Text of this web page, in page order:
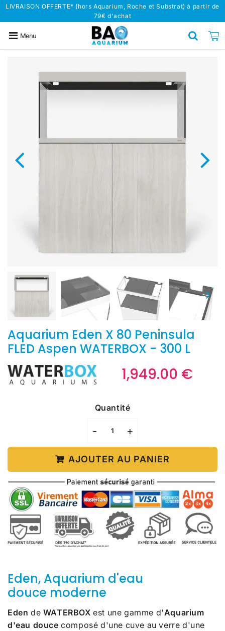
LIVRAISON OFFERTE* (hors Aquarium, Roche et Substrat) à partir de
79€ d'achat
Menu
Aquarium Eden X 80 Peninsula
FLED Aspen WATERBOX - 300 L
1,949.00 €
Quantité
- +
AJOUTER AU PANIER
Eden, Aquarium d'eau
douce moderne
Eden de WATERBOX est une gamme d'Aquarium
d'eau doucecomposé d'une cuve au verre d'une